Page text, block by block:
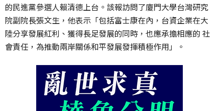
的民進黨參選人賴清德上台。該報訪問了廈門大學台灣研究
院副院長張文生，他表示「包括富士康在內，台資企業在大
陸分享發展紅利、獲得長足發展的同時，也應承擔相應的 社
會責任，為推動兩岸關係和平發展發揮積極作用」。